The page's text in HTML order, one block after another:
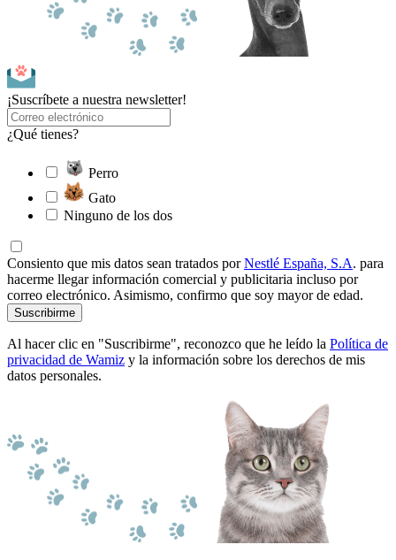
¡Suscríbete a nuestra newsletter!
¿Qué tienes?
Perro
Gato
Ninguno de los dos
Consiento que mis datos sean tratados porNestlé España, S.A. para
hacerme llegar información comercial y publicitaria incluso por
correo electrónico. Asimismo, confirmo que soy mayor de edad.
Suscribirme
Al hacer clic en "Suscribirme", reconozco que he leído la Política de
privacidad de Wamiz y la información sobre los derechos de mis
datos personales.